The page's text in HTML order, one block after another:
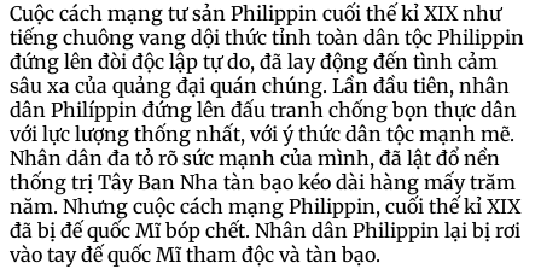
Cuộc cách mạng tư sản Philippin cuối thế kỉ XIX như
tiếng chuông vang dội thức tỉnh toàn dân tộc Philippin
đứng lên đòi độc lập tự do, đã lay động đến tình cảm
sâu xa của quảng đại quán chúng. Lần đầu tiên, nhân
dân Philíppin đứng lên đấu tranh chống bọn thực dân
với lực lượng thống nhất, với ý thức dân tộc mạnh mẽ.
Nhân dân đa tỏ rõ sức mạnh của mình, đã lật đổ nền
thống trị Tây Ban Nha tàn bạo kéo dài hàng mấy trăm
năm. Nhưng cuộc cách mạng Philippin, cuối thế kỉ XIX
đã bị đế quốc Mĩ bóp chết. Nhân dân Philippin lại bị rơi
vào tay đế quốc Mĩ tham độc và tàn bạo.